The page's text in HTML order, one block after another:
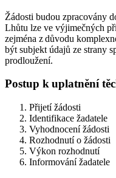
Žádosti budou zpracovány
Lhůtu lze ve výjimečných
zejména z důvodu
být subjekt údajů ze strany
prodloužení.
Postup k uplatnění
Přijetí žádosti
Identifikace žadatele
Vyhodnocení žádosti
Rozhodnutí o žádosti
Výkon rozhodnutí
Informování žadatele